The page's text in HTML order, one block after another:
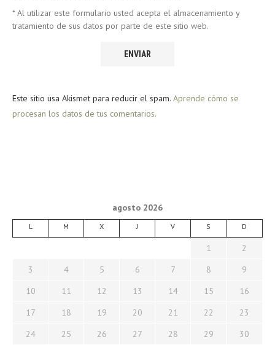
* Al utilizar este formulario usted acepta el almacenamiento y
tratamiento de sus datos por parte de este sitio web.
Este sitio usa Akismet para reducir el spam. Aprende cómo se
procesan los datos de tus comentarios.
agosto 2026
L M X J V S D
1
2
3
4 5 6 7 8
9
10
11 12 13 14 15
16
17
18 19 20 21 22
23
24
25 26 27 28 29
30